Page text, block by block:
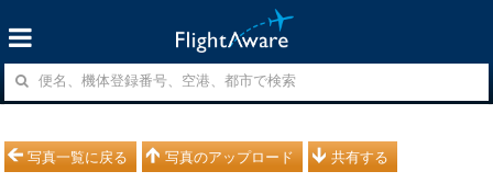
写真一覧に戻る 写真のアップロード 共有する